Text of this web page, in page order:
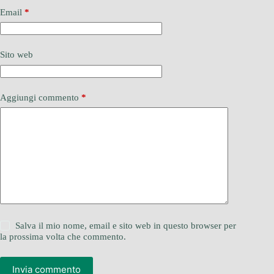
Email *
Sito web
Aggiungi commento *
Salva il mio nome, email e sito web in questo browser per
la prossima volta che commento.
Invia commento